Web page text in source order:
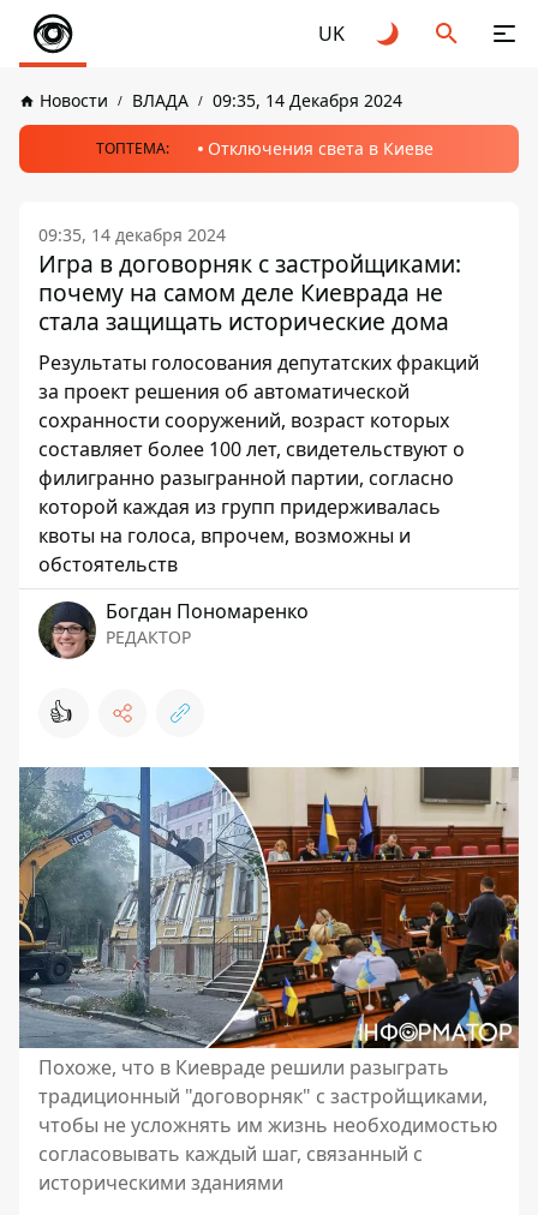
UK
Новости ВЛАДА 09:35, 14 Декабря 2024
ТОПТЕМА: Отключения света в Киеве
09:35, 14 декабря 2024
Игра в договорняк с застройщиками:
почему на самом деле Киеврада не
стала защищать исторические дома
Результаты голосования депутатских фракций
за проект решения об автоматической
сохранности сооружений, возраст которых
составляет более 100 лет, свидетельствуют о
филигранно разыгранной партии, согласно
которой каждая из групп придерживалась
квоты на голоса, впрочем, возможны и
обстоятельств
Богдан Пономаренко
РЕДАКТОР
👍
Похоже, что в Киевраде решили разыграть
традиционный "договорняк" с застройщиками,
чтобы не усложнять им жизнь необходимостью
согласовывать каждый шаг, связанный с
историческими зданиями